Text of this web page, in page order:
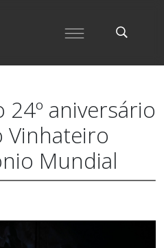
24º aniversário
Vinhateiro
Mundial